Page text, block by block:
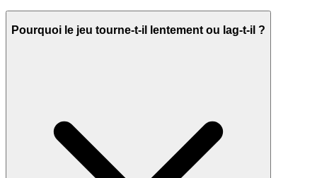
Pourquoi le jeu tourne-t-il lentement ou lag-t-il ?